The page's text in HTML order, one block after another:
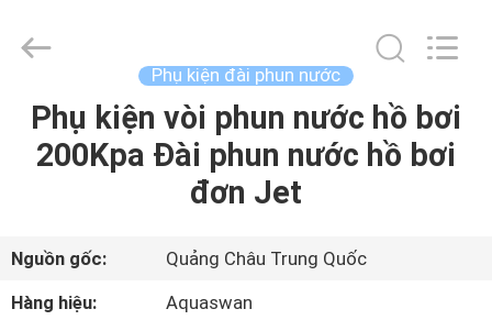
TRANG
CHỦ
SẢN
PHẨM
aquaswan
water
Rights
Reserved.
Phụ kiện đài phun nước
Phụ kiện vòi phun nước hồ bơi
200Kpa Đài phun nước hồ bơi
đơn Jet
Nguồn gốc:
Quảng Châu Trung Quốc
Hàng hiệu:
Aquaswan